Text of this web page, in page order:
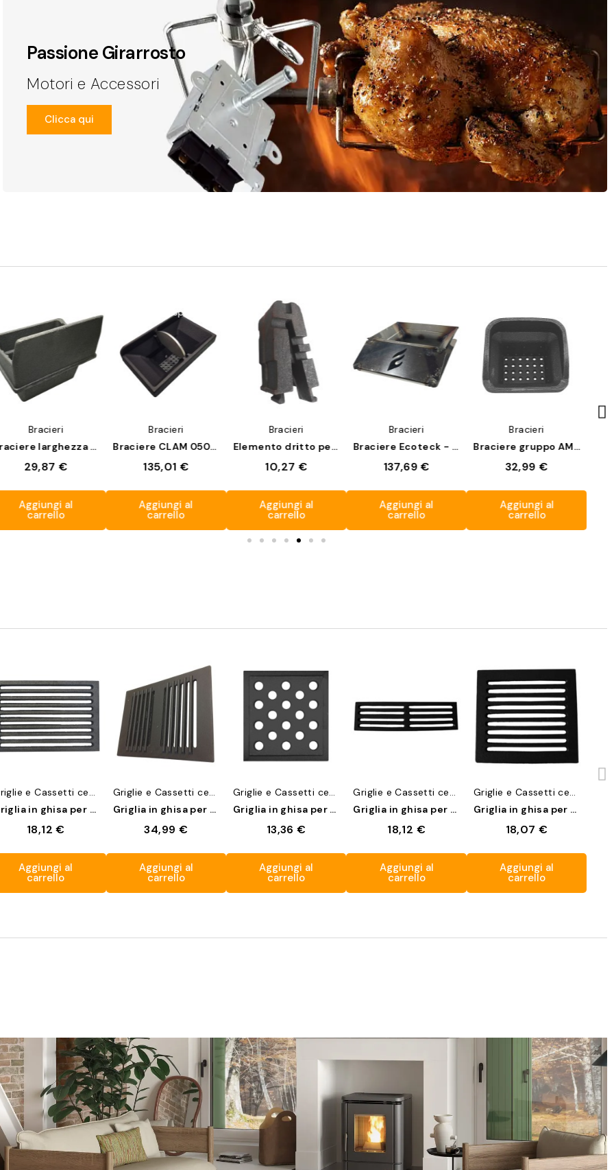
Passione Girarrosto
Motori e Accessori
Clicca qui
Anteprima
Bracieri
Braciere larghezza bocca 123x74 mm
29,87 €
Aggiungi al
carrello
Anteprima
Non disponibile
Bracieri
Braciere CLAM 05011365
135,01 €
Aggiungi al
carrello
Anteprima
Bracieri
Elemento dritto per braciere modulare
10,27 €
Aggiungi al
carrello
Anteprima
Bracieri
Braciere Ecoteck - Ravelli 18000
137,69 €
Aggiungi al
carrello
Anteprima
Bracieri
Braciere gruppo AMG
32,99 €
Aggiungi al
carrello
Anteprima
Griglia in ghisa per camini 23,8x18,8 cm
18,12 €
Aggiungi al
carrello
Anteprima
Griglia in ghisa per camini 30,4x20,9 cm
34,99 €
Aggiungi al
carrello
Anteprima
Griglia in ghisa per camini 16x16 cm
13,36 €
Aggiungi al
carrello
Anteprima
Griglia in ghisa per camini 29,5x15 cm
18,12 €
Aggiungi al
carrello
Anteprima
Griglia in ghisa per camini 20,5x23,5 cm
18,07 €
Aggiungi al
carrello